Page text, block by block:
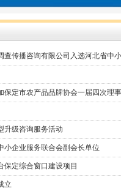
查传播咨询有限公司入选河北省中小
保定市农产品品牌协会一届四次理事
升级咨询服务活动
小企业服务联合会副会长单位
保定综合窗口建设项目
立